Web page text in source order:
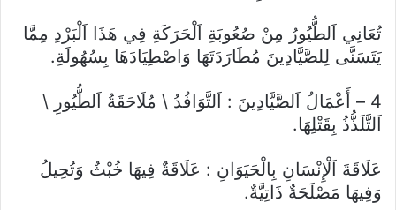
تُعَانِي اَلطُّيُورُ مِنْ صُعُوبَةِ اَلْحَرَكَةِ فِي هَذَا اَلْبَرْدِ مِمَّا
يَتَسَنَّى لِلصَّيَّادِينَ مُطَارَدَتَهَا وَاصْطِيَادَهَا بِسُهُولَةِ.
4 – أَعْمَالُ اَلصَّيَّادِينَ : اَلتَّوَافُدُ \ مُلَاحَقَةُ اَلطُّيُورِ \
اَلتَّلَذُّذُ بِقَتْلِهَا.
عَلَاقَةَ اَلْإِنْسَانِ بِالْحَيَوَانِ : عَلَاقَةٌ فِيهَا خُبْثٌ وَتُحِيلُ
وَفِيهَا مَصْلَحَةٌ ذَاتِيَّةٌ.